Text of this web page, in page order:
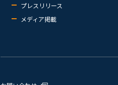
プレスリリース
メディア掲載